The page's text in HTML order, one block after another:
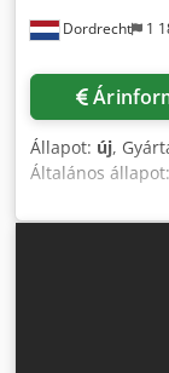
Dordrecht 1
Állapot: új,
Általános
Dksdeq
Referencia
tonna Szállítási